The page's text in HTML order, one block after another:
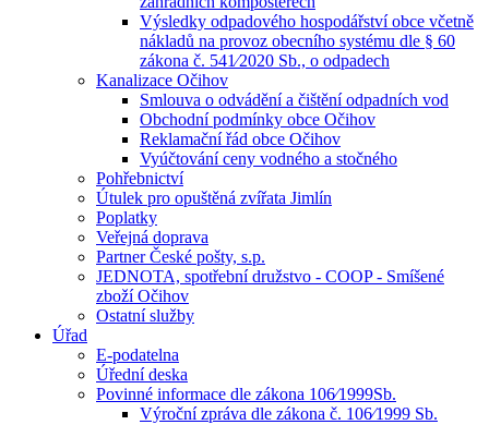
Výsledky odpadového hospodářství obce včetně
nákladů na provoz obecního systému dle § 60
zákona č. 541⁄2020 Sb., o odpadech
Kanalizace Očihov
Smlouva o odvádění a čištění odpadních vod
Obchodní podmínky obce Očihov
Reklamační řád obce Očihov
Vyúčtování ceny vodného a stočného
Pohřebnictví
Útulek pro opuštěná zvířata Jimlín
Poplatky
Veřejná doprava
Partner České pošty, s.p.
JEDNOTA, spotřební družstvo - COOP - Smíšené
zboží Očihov
Ostatní služby
Úřad
E-podatelna
Úřední deska
Povinné informace dle zákona 106⁄1999Sb.
Výroční zpráva dle zákona č. 106⁄1999 Sb.